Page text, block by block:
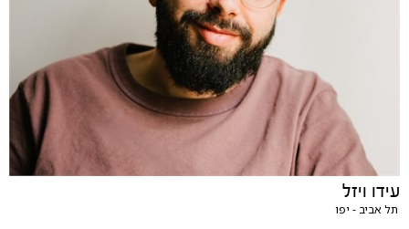
עידו ויזל
תל אביב - יפו